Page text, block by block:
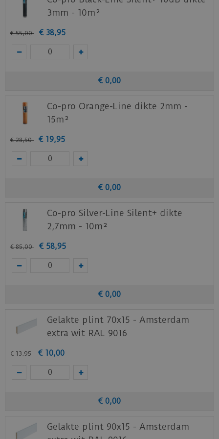
3mm - 10m²
€ 55,00 € 38,95
€ 0,00
Co-pro Orange-Line dikte 2mm -
15m²
€ 28,50 € 19,95
€ 0,00
Co-pro Silver-Line Silent+ dikte
2,7mm - 10m²
€ 85,00 € 58,95
€ 0,00
Gelakte plint 70x15 - Amsterdam
extra wit RAL 9016
€ 13,95 € 10,00
€ 0,00
Gelakte plint 90x15 - Amsterdam